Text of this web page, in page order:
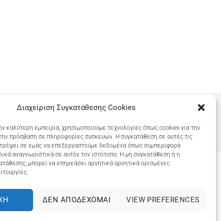
Διαχείριση Συγκατάθεσης Cookies
καλύτερη εμπειρία, χρησιμοποιούμε τεχνολογίες όπως cookies για την
πρόσβαση σε πληροφορίες συσκευών. Η συγκατάθεση σε αυτές τις
σε εμάς να επεξεργαστούμε δεδομένα όπως συμπεριφορά
αναγνωριστικά σε αυτόν τον ιστότοπο. Η μη συγκατάθεση ή η
μπορεί να επηρεάσει αρνητικά αρνητικά ορισμένες
ΔΕΝ ΑΠΟΔΈΧΟΜΑΙ VIEW PREFERENCES
(ΕΕ)